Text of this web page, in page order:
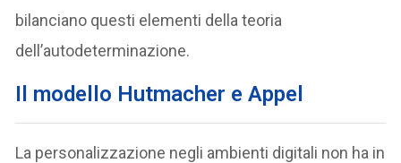
bilanciano questi elementi della teoria
dell’autodeterminazione.
Il modello Hutmacher e Appel
La personalizzazione negli ambienti digitali non ha in